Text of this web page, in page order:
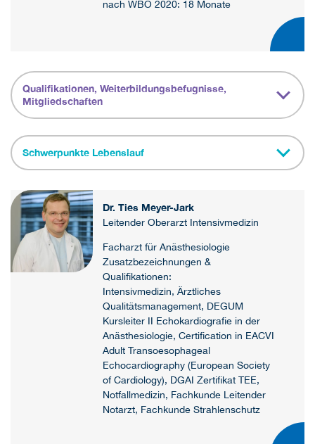
nach WBO 2020: 18 Monate
Qualifikationen, Weiterbildungsbefugnisse,
Mitgliedschaften
Schwerpunkte Lebenslauf
Dr. Ties Meyer-Jark
Leitender Oberarzt Intensivmedizin
Facharzt für Anästhesiologie
Zusatzbezeichnungen &
Qualifikationen:
Intensivmedizin, Ärztliches
Qualitätsmanagement, DEGUM
Kursleiter II Echokardiografie in der
Anästhesiologie, Certification in EACVI
Adult Transoesophageal
Echocardiography (European Society
of Cardiology), DGAI Zertifikat TEE,
Notfallmedizin, Fachkunde Leitender
Notarzt, Fachkunde Strahlenschutz